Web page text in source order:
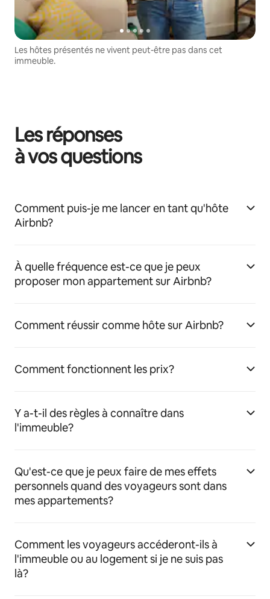
Les hôtes présentés ne vivent peut-être pas dans cet
immeuble.
Les réponses
à vos questions
Comment puis-je me lancer en tant qu'hôte
Airbnb?
À quelle fréquence est-ce que je peux
proposer mon appartement sur Airbnb?
Comment réussir comme hôte sur Airbnb?
Comment fonctionnent les prix?
Y a-t-il des règles à connaître dans
l'immeuble?
Qu'est-ce que je peux faire de mes effets
personnels quand des voyageurs sont dans
mes appartements?
Comment les voyageurs accéderont-ils à
l'immeuble ou au logement si je ne suis pas
là?